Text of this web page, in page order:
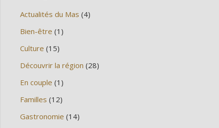
Actualités du Mas (4)
Bien-être (1)
Culture (15)
Découvrir la région (28)
En couple (1)
Familles (12)
Gastronomie (14)